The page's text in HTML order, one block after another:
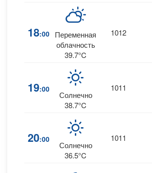
18:00
Переменная
облачность
39.7°C
1012
19:00
Солнечно
38.7°C
1011
20:00
Солнечно
36.5°C
1011